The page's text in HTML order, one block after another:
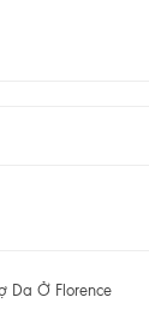
Da Ở Florence